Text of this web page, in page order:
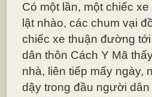
Có một lần, một chiếc
lật nhào, các chum vại
chiếc xe thuận đường
dân thôn Cách Y Mã
nhà, liên tiếp mấy ngày,
dậy trong đầu người